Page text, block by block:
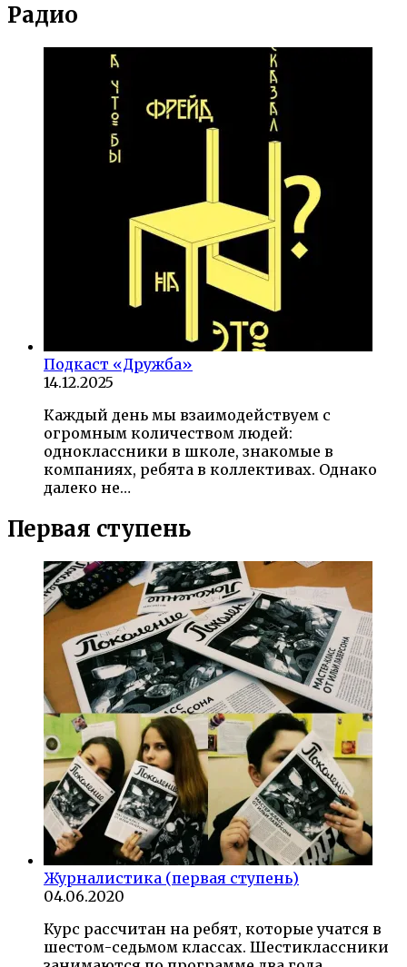
Радио
Подкаст «Дружба»
14.12.2025
Каждый день мы взаимодействуем с
огромным количеством людей:
одноклассники в школе, знакомые в
компаниях, ребята в коллективах. Однако
далеко не…
Первая ступень
Журналистика (первая ступень)
04.06.2020
Курс рассчитан на ребят, которые учатся в
шестом-седьмом классах. Шестиклассники